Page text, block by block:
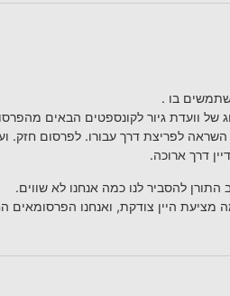
בו .
של וועדת גיור לקונספטים הבאים
לפריצת דרך עבורו. לפרסום חזק.
דרך ארוכה.
להסביר לנו כמה אנחנו לא שווים.
מציעת היין צודקת, ואנחנו